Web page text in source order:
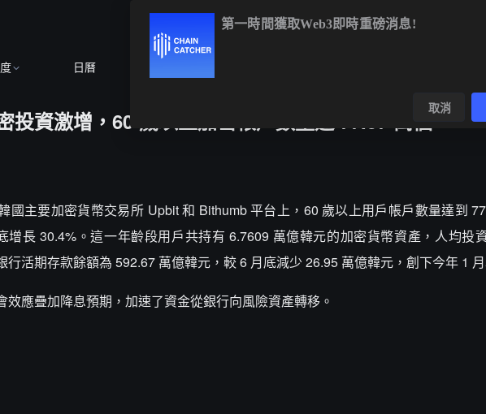
日曆
投資激增，60 歲以上加密帳戶數量達 77.57 萬個
國主要加密貨幣交易所 Upbit 和 Bithumb 平台上，60 歲以上用戶帳戶數量達到
增長 30.4%。這一年齡段用戶共持有 6.7609 萬億韓元的加密貨幣資產，人均投
行活期存款餘額為 592.67 萬億韓元，較 6 月底減少 26.95 萬億韓元，創下今年 1
效應疊加降息預期，加速了資金從銀行向風險資產轉移。
第一時間獲取Web3即時重磅消息!
取消